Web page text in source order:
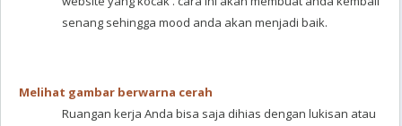
senang sehingga mood anda akan menjadi baik.
Melihat gambar berwarna cerah
Ruangan kerja Anda bisa saja dihias dengan lukisan atau